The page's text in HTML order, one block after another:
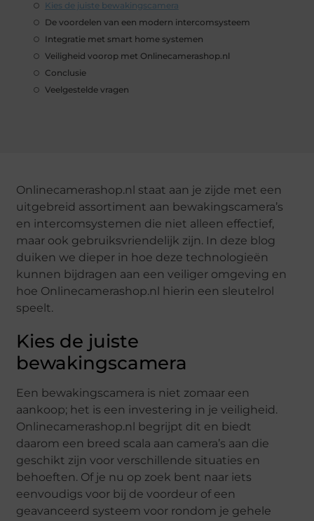
Kies de juiste bewakingscamera
De voordelen van een modern intercomsysteem
Integratie met smart home systemen
Veiligheid voorop met Onlinecamerashop.nl
Conclusie
Veelgestelde vragen
Onlinecamerashop.nl staat aan je zijde met een
uitgebreid assortiment aan bewakingscamera’s
en intercomsystemen die niet alleen effectief,
maar ook gebruiksvriendelijk zijn. In deze blog
duiken we dieper in hoe deze technologieën
kunnen bijdragen aan een veiliger omgeving en
hoe Onlinecamerashop.nl hierin een sleutelrol
speelt.
Kies de juiste
bewakingscamera
Een bewakingscamera is niet zomaar een
aankoop; het is een investering in je veiligheid.
Onlinecamerashop.nl begrijpt dit en biedt
daarom een breed scala aan camera’s aan die
geschikt zijn voor verschillende situaties en
behoeften. Of je nu op zoek bent naar iets
eenvoudigs voor bij de voordeur of een
geavanceerd systeem voor rondom je gehele